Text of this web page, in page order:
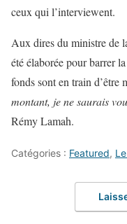
ceux qui l’interviewent.
Aux dires du ministre de
été élaborée pour barrer
fonds sont en train d’être
montant, je ne saurais
Rémy Lamah.
Catégories : Featured,